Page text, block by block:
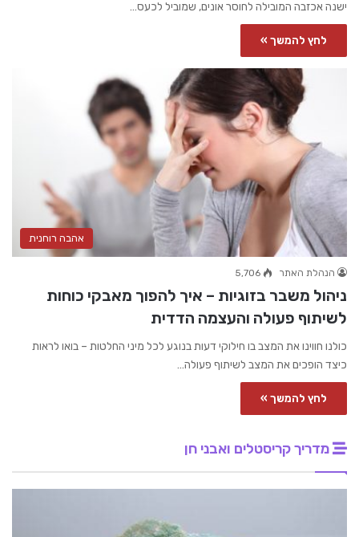
ישנה אכזבה המובילה לחוסר אונים, שמוביל לכעס…
לחץ להמשך »
אהבה רוחנית
הנהלת האתר 5,706
ניהול משבר בזוגיות – איך להפוך מאבקי כוחות
לשיתוף פעולה והעצמה הדדית
כולנו חווינו את המצב בו חילוקי דעות בנוגע לכל מיני החלטות – בואו לראות
כיצד הופכים את המצב לשיתוף פעולה…
לחץ להמשך »
מדריך קריסטלים ואבני חן